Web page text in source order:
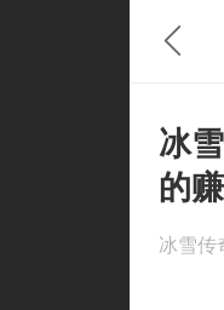
冰
的
冰雪传